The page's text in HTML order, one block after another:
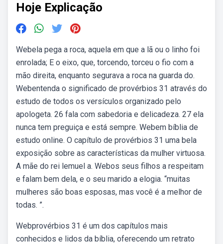
Hoje Explicação
Webela pega a roca, aquela em que a lã ou o linho foi
enrolada; E o eixo, que, torcendo, torceu o fio com a
mão direita, enquanto segurava a roca na guarda do.
Webentenda o significado de provérbios 31 através do
estudo de todos os versículos organizado pelo
apologeta. 26 fala com sabedoria e delicadeza. 27 ela
nunca tem preguiça e está sempre. Webem bíblia de
estudo online. O capítulo de provérbios 31 uma bela
exposição sobre as características da mulher virtuosa.
A mãe do rei lemuel a. Webos seus filhos a respeitam
e falam bem dela, e o seu marido a elogia. “muitas
mulheres são boas esposas, mas você é a melhor de
todas. ”.
Webprovérbios 31 é um dos capítulos mais
conhecidos e lidos da bíblia, oferecendo um retrato